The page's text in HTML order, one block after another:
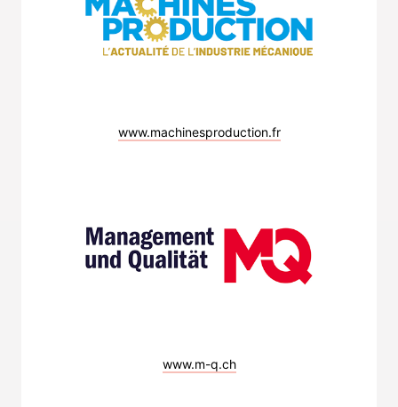
www.machinesproduction.fr
www.m-q.ch